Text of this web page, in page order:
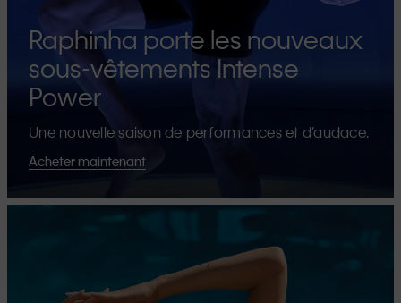
Raphinha porte les nouveaux
sous-vêtements Intense
Power
Une nouvelle saison de performances et d’audace.
Acheter maintenant